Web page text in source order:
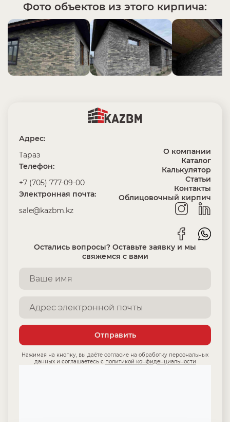
Фото объектов из этого кирпича:
Адрес:
Тараз
Телефон:
+7 (705) 777-09-00
Электронная почта:
sale@kazbm.kz
О компании
Каталог
Калькулятор
Статьи
Контакты
Облицовочный кирпич
Остались вопросы? Оставьте заявку и мы
свяжемся с вами
Отправить
Нажимая на кнопку, вы даёте согласие на обработку персональных
данных и соглашаетесь с политикой конфиденциальности